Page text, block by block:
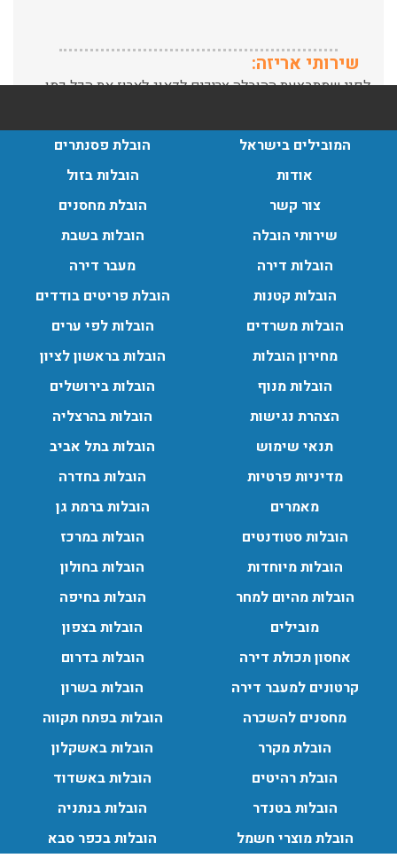
לפני שמתבצעת ההובלה צריכים לדאוג לארוז את הכל כמו
שצריך! פורטל המובילים בישראל מציע לכם שירותי אריזה
ברמה הגבוהה ביותר, לקבלת הצעת מחיר כנסו עכשיו
הובלות בתל אביב:
הובלות מנוף בגבעת שמואל:
החל מהובלת תכולת דירה שלמה עם מנוף ועד פריט בודד.
עודכן לאחרונה: 24/02/2026, 10:42
הובלות מנוף בפרדס חנה:
העברת פריטים כבדים עם מנוף בפרדס חנה ואפשרות הובלת
עודכן לאחרונה: 24/02/2026, 10:42
המובילים בישראל
אודות
צור קשר
שירותי הובלה
הובלות דירה
הובלות קטנות
הובלות משרדים
מחירון הובלות
הובלות מנוף
הצהרת נגישות
תנאי שימוש
מדיניות פרטיות
מאמרים
הובלות סטודנטים
הובלות מיוחדות
הובלות מהיום למחר
מובילים
אחסון תכולת דירה
קרטונים למעבר דירה
מחסנים להשכרה
הובלת מקרר
הובלת רהיטים
הובלות בטנדר
הובלת מוצרי חשמל
הובלת פסנתרים
הובלות בזול
הובלת מחסנים
הובלות בשבת
מעבר דירה
הובלת פריטים בודדים
הובלות לפי ערים
הובלות בראשון לציון
הובלות בירושלים
הובלות בהרצליה
הובלות בתל אביב
הובלות בחדרה
הובלות ברמת גן
הובלות במרכז
הובלות בחולון
הובלות בחיפה
הובלות בצפון
הובלות בדרום
הובלות בשרון
הובלות בפתח תקווה
הובלות באשקלון
הובלות באשדוד
הובלות בנתניה
הובלות בכפר סבא